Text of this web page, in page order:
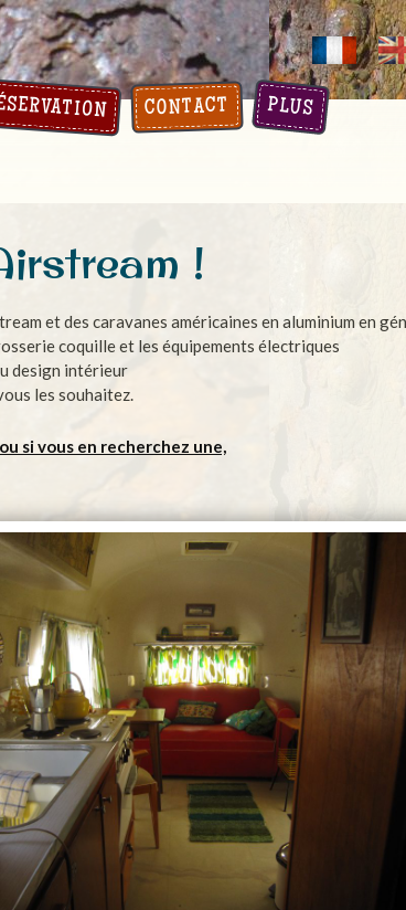
CONTACT PLUS
!
et des caravanes américaines en aluminium en
coquille et les équipements électriques
design intérieur
les souhaitez.
si vous en recherchez une,